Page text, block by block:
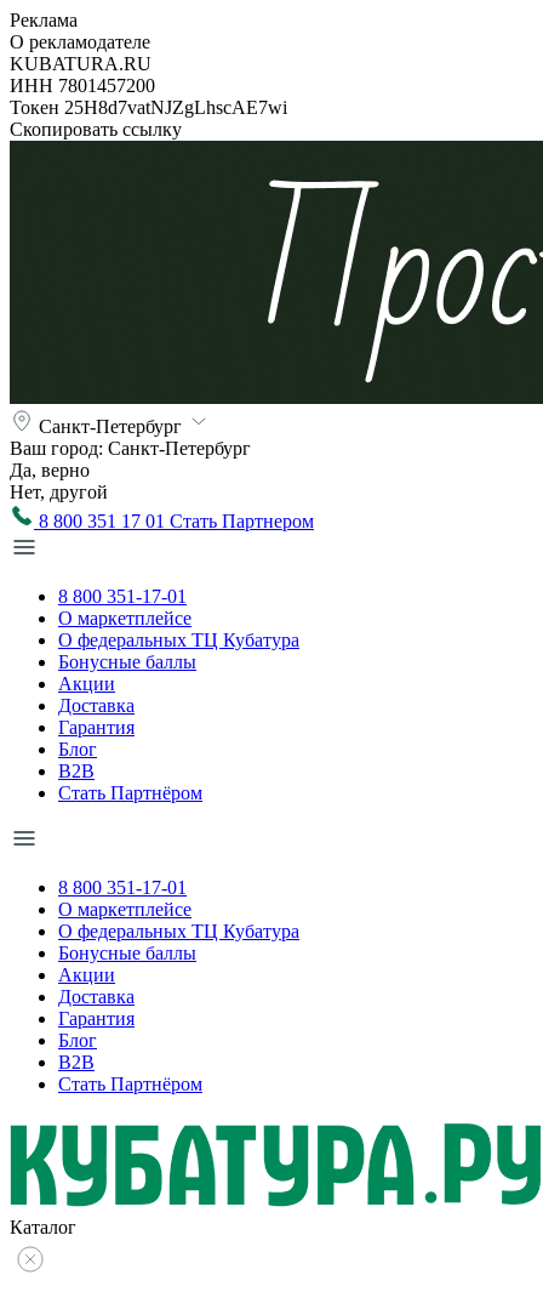
Реклама
О рекламодателе
KUBATURA.RU
ИНН 7801457200
Токен 25H8d7vatNJZgLhscAE7wi
Скопировать ссылку
Санкт-Петербург
Ваш город: Санкт-Петербург
Да, верно
Нет, другой
8 800 351 17 01 Стать Партнером
8 800 351-17-01
О маркетплейсе
О федеральных ТЦ Кубатура
Бонусные баллы
Акции
Доставка
Гарантия
Блог
B2B
Стать Партнёром
8 800 351-17-01
О маркетплейсе
О федеральных ТЦ Кубатура
Бонусные баллы
Акции
Доставка
Гарантия
Блог
B2B
Стать Партнёром
Каталог